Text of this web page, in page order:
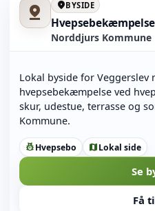
pin_drop location_onBYSIDE
Norddjurs Kommune
Lokal byside for Veggerslev
hvepsebekæmpelse ved
skur, udestue, terrasse og
Kommune.
pest_controlHvepsebo mapLokal side
Se
Få